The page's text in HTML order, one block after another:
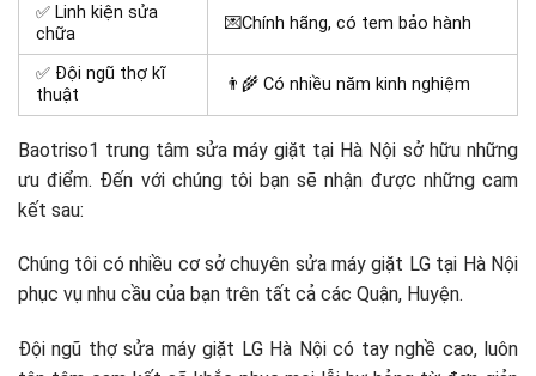
✅ Linh kiện sửa
chữa
💌Chính hãng, có tem bảo hành
✅ Đội ngũ thợ kĩ
thuật
👨‍🌾 Có nhiều năm kinh nghiệm
Baotriso1 trung tâm sửa máy giặt tại Hà Nội sở hữu những
ưu điểm. Đến với chúng tôi bạn sẽ nhận được những cam
kết sau:
Chúng tôi có nhiều cơ sở chuyên sửa máy giặt LG tại Hà Nội
phục vụ nhu cầu của bạn trên tất cả các Quận, Huyện.
Đội ngũ thợ sửa máy giặt LG Hà Nội có tay nghề cao, luôn